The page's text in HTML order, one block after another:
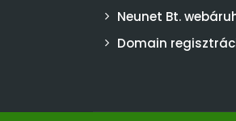
Neunet Bt.
Domain